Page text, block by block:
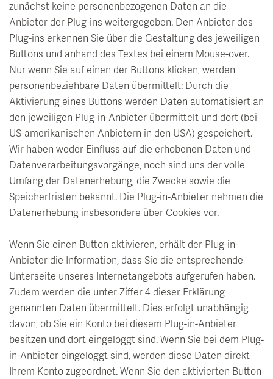
zunächst keine personenbezogenen Daten an die
Anbieter der Plug-ins weitergegeben. Den Anbieter des
Plug-ins erkennen Sie über die Gestaltung des jeweiligen
Buttons und anhand des Textes bei einem Mouse-over.
Nur wenn Sie auf einen der Buttons klicken, werden
personenbeziehbare Daten übermittelt: Durch die
Aktivierung eines Buttons werden Daten automatisiert an
den jeweiligen Plug-in-Anbieter übermittelt und dort (bei
US-amerikanischen Anbietern in den USA) gespeichert.
Wir haben weder Einfluss auf die erhobenen Daten und
Datenverarbeitungsvorgänge, noch sind uns der volle
Umfang der Datenerhebung, die Zwecke sowie die
Speicherfristen bekannt. Die Plug-in-Anbieter nehmen die
Datenerhebung insbesondere über Cookies vor.
Wenn Sie einen Button aktivieren, erhält der Plug-in-
Anbieter die Information, dass Sie die entsprechende
Unterseite unseres Internetangebots aufgerufen haben.
Zudem werden die unter Ziffer 4 dieser Erklärung
genannten Daten übermittelt. Dies erfolgt unabhängig
davon, ob Sie ein Konto bei diesem Plug-in-Anbieter
besitzen und dort eingeloggt sind. Wenn Sie bei dem Plug-
in-Anbieter eingeloggt sind, werden diese Daten direkt
Ihrem Konto zugeordnet. Wenn Sie den aktivierten Button